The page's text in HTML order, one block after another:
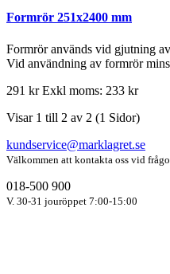
Formrör 251x2400 mm
Formrör används vid gjutning
Vid användning av formrör
291 krExkl moms: 233 kr
Visar 1 till 2 av 2 (1 Sidor)
kundservice@marklagret.se
Välkommen att kontakta oss vid
018-500 900
V. 30-31 jouröppet 7:00-15:00